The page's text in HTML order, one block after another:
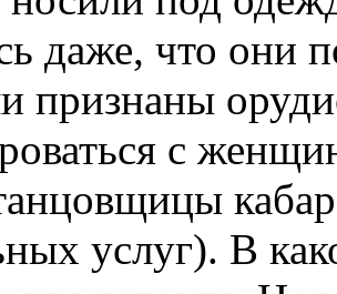
даже, что они
признаны
с
услуг). В